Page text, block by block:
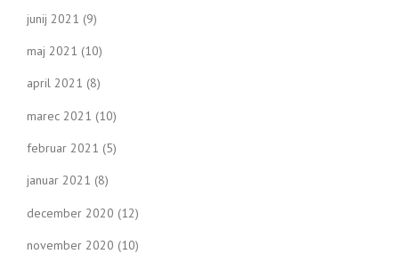
junij 2021 (9)
maj 2021 (10)
april 2021 (8)
marec 2021 (10)
februar 2021 (5)
januar 2021 (8)
december 2020 (12)
november 2020 (10)